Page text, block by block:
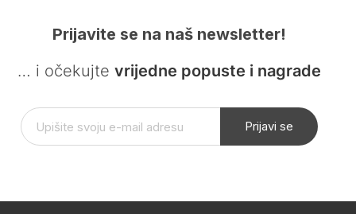
Prijavite se na naš newsletter!
… i očekujte vrijedne popuste i nagrade
Prijavi se